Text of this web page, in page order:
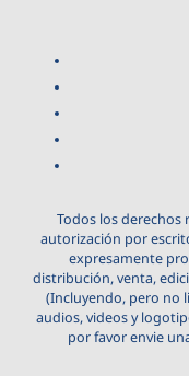
Todos los derechos
autorización por
expresamente
distribución, venta,
(Incluyendo, pero no
audios, videos y
por favor envie